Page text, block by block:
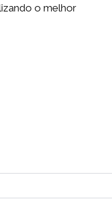
o melhor